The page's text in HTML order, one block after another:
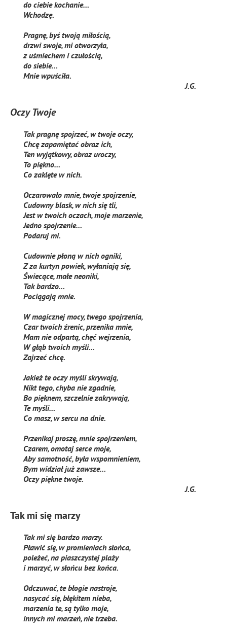
do ciebie kochanie…
Wchodzę.
Pragnę, byś twoją miłością,
drzwi swoje, mi otworzyła,
z uśmiechem i czułością,
do siebie…
Mnie wpuściła.
J.G.
Oczy Twoje
Tak pragnę spojrzeć, w twoje oczy,
Chcę zapamiętać obraz ich,
Ten wyjątkowy, obraz uroczy,
To piękno…
Co zaklęte w nich.
Oczarowało mnie, twoje spojrzenie,
Cudowny blask, w nich się tli,
Jest w twoich oczach, moje marzenie,
Jedno spojrzenie…
Podaruj mi.
Cudownie płoną w nich ogniki,
Z za kurtyn powiek, wyłaniają się,
Świecące, małe neoniki,
Tak bardzo…
Pociągają mnie.
W magicznej mocy, twego spojrzenia,
Czar twoich źrenic, przenika mnie,
Mam nie odpartą, chęć wejrzenia,
W głąb twoich myśli…
Zajrzeć chcę.
Jakież te oczy myśli skrywają,
Nikt tego, chyba nie zgadnie,
Bo pięknem, szczelnie zakrywają,
Te myśli…
Co masz, w sercu na dnie.
Przenikaj proszę, mnie spojrzeniem,
Czarem, omotaj serce moje,
Aby samotność, była wspomnieniem,
Bym widział już zawsze…
Oczy piękne twoje.
J.G.
Tak mi się marzy
Tak mi się bardzo marzy.
Pławić się, w promieniach słońca,
poleżeć, na piaszczystej plaży
i marzyć, w słońcu bez końca.
Odczuwać, te błogie nastroje,
nasycać się, błękitem nieba,
marzenia te, są tylko moje,
innych mi marzeń, nie trzeba.